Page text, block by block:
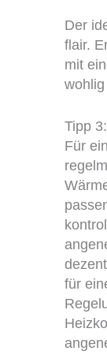
Der
flair.
mit
Tipp
Für
für